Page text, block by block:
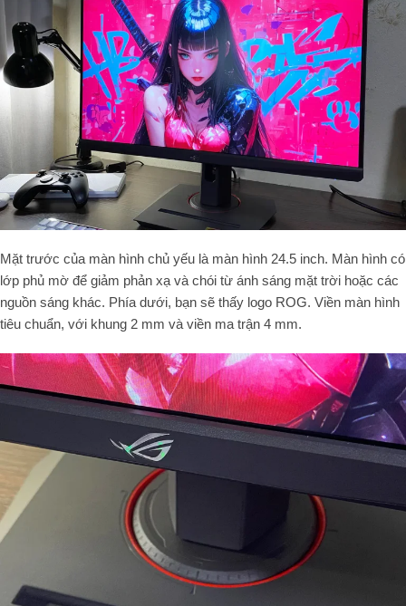
Mặt trước của màn hình chủ yếu là màn hình 24.5 inch. Màn hình có
lớp phủ mờ để giảm phản xạ và chói từ ánh sáng mặt trời hoặc các
nguồn sáng khác. Phía dưới, bạn sẽ thấy logo ROG. Viền màn hình
tiêu chuẩn, với khung 2 mm và viền ma trận 4 mm.